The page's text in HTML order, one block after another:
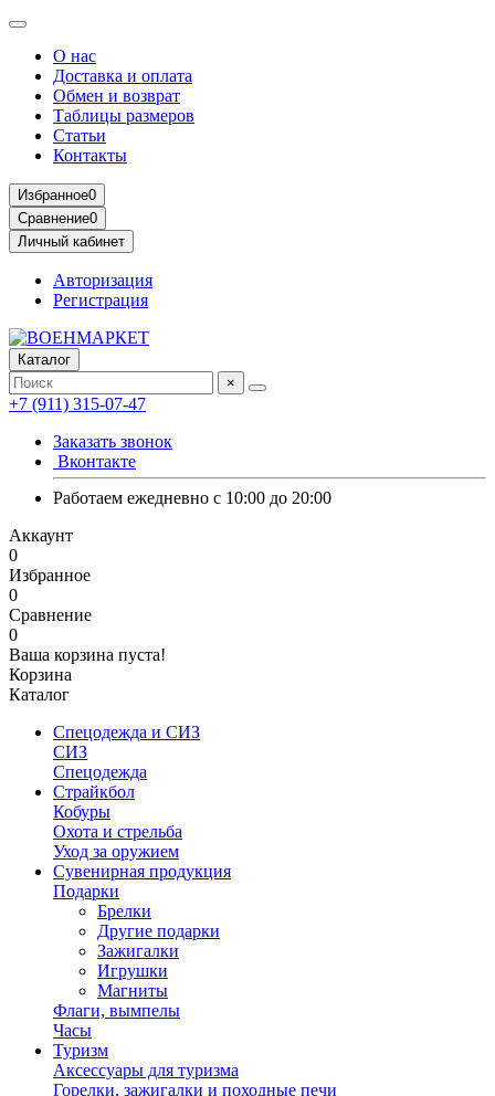
О нас
Доставка и оплата
Обмен и возврат
Таблицы размеров
Статьи
Контакты
Избранное0
Сравнение0
Личный кабинет
Авторизация
Регистрация
Каталог
×
+7 (911) 315-07-47
Заказать звонок
Вконтакте
Работаем ежедневно с 10:00 до 20:00
Аккаунт
0
Избранное
0
Сравнение
0
Ваша корзина пуста!
Корзина
Каталог
Спецодежда и СИЗ
СИЗ
Спецодежда
Страйкбол
Кобуры
Охота и стрельба
Уход за оружием
Сувенирная продукция
Подарки
Брелки
Другие подарки
Зажигалки
Игрушки
Магниты
Флаги, вымпелы
Часы
Туризм
Аксессуары для туризма
Горелки, зажигалки и походные печи